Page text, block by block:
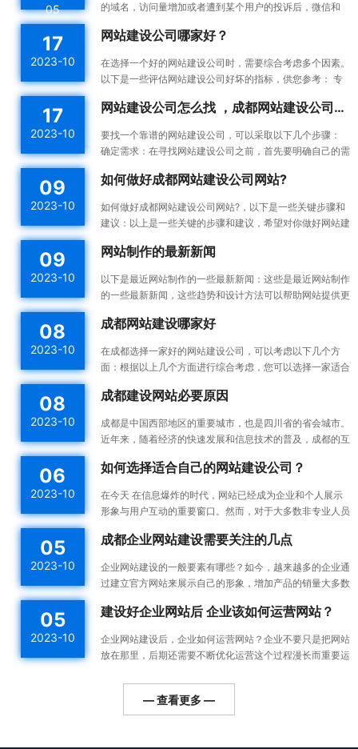
05
的域名，访问量增加或者遭到某个用户的投诉后，微信和
单。这...
17
2023-10
网站建设公司哪家好？
在选择一个好的网站建设公司时，需要综合考虑多个因素。
以下是一些评估网站建设公司好坏的指标，供您参考： 专
17
2023-10
网站建设公司怎么找 ，成都网站建设公司做网站靠谱吗
要找一个靠谱的网站建设公司，可以采取以下几个步骤：
确定需求：在寻找网站建设公司之前，首先要明确自己的需
09
2023-10
如何做好成都网站建设公司网站?
如何做好成都网站建设公司网站?，以下是一些关键步骤和
建议：以上是一些关键的步骤和建议，希望对你做好网站建
你的...
09
2023-10
网站制作的最新新闻
以下是最近网站制作的一些最新新闻：这些是最近网站制作
的一些最新新闻，这些趋势和设计方法可以帮助网站提供更
计：...
08
2023-10
成都网站建设哪家好
在成都选择一家好的网站建设公司，可以考虑以下几个方
面：根据以上几个方面进行综合考虑，您可以选择一家适合
公司进...
08
2023-10
成都建设网站必要原因
成都是中国西部地区的重要城市，也是四川省的省会城市。
近年来，随着经济的快速发展和信息技术的普及，成都的互
引更...
06
2023-10
如何选择适合自己的网站建设公司？
在今天 在信息爆炸的时代，网站已经成为企业和个人展示
形象与用户互动的重要窗口。然而，对于大多数非专业人员
所以...
05
2023-10
成都企业网站建设需要关注的几点
企业网站建设的一般要素有哪些？如今，越来越多的企业通
过建立官方网站来展示自己的形象，增加产品的销量大多数
一件...
05
2023-10
建设好企业网站后 企业该如何运营网站？
企业网站建设后，企业如何运营网站？企业不要只是把网站
放在那里，后期还需要不断优化运营这个过程漫长而重要运
助更...
— 查看更多 —